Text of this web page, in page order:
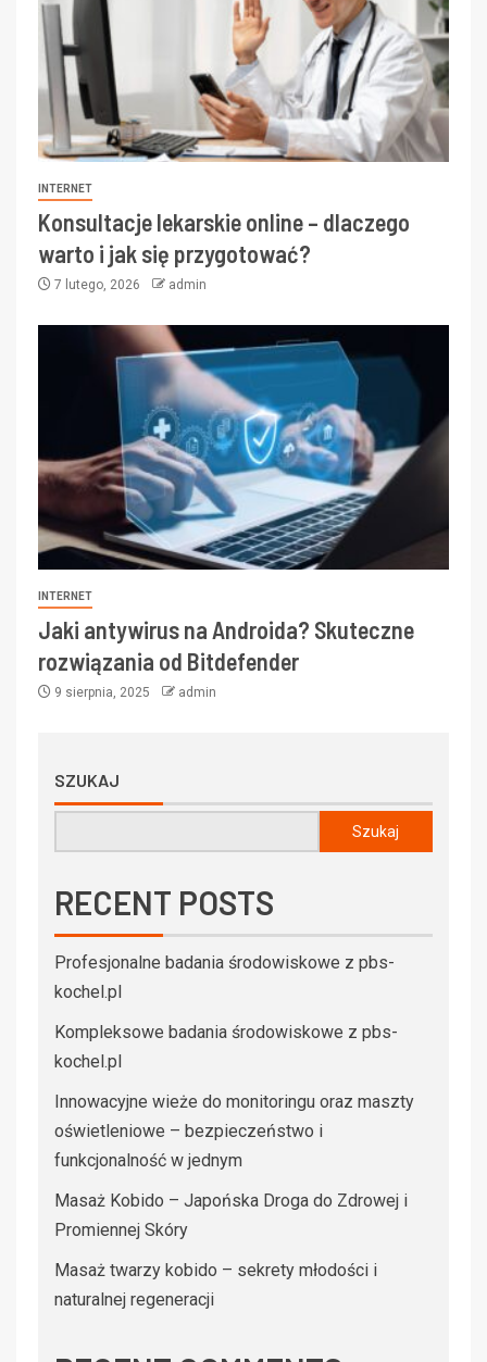
INTERNET
Konsultacje lekarskie online – dlaczego
warto i jak się przygotować?
7 lutego, 2026 admin
INTERNET
Jaki antywirus na Androida? Skuteczne
rozwiązania od Bitdefender
9 sierpnia, 2025 admin
SZUKAJ
Szukaj
RECENT POSTS
Profesjonalne badania środowiskowe z pbs-
kochel.pl
Kompleksowe badania środowiskowe z pbs-
kochel.pl
Innowacyjne wieże do monitoringu oraz maszty
oświetleniowe – bezpieczeństwo i
funkcjonalność w jednym
Masaż Kobido – Japońska Droga do Zdrowej i
Promiennej Skóry
Masaż twarzy kobido – sekrety młodości i
naturalnej regeneracji